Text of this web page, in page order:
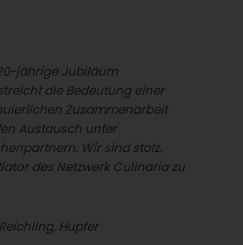
jährige Jubiläum
die Bedeutung einer
Zusammenarbeit
Austausch unter
Wir sind stolz,
des Netzwerk Culinaria zu
Hupfer